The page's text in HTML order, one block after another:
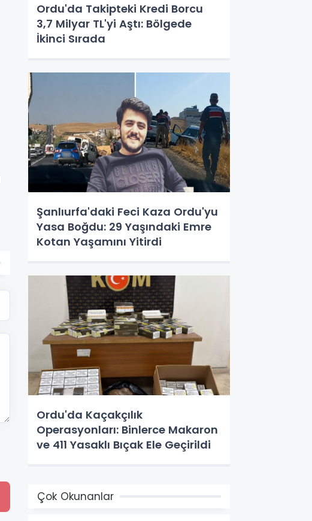
Ordu'da Takipteki Kredi Borcu
3,7 Milyar TL'yi Aştı: Bölgede
İkinci Sırada
Şanlıurfa'daki Feci Kaza Ordu'yu
Yasa Boğdu: 29 Yaşındaki Emre
Kotan Yaşamını Yitirdi
Ordu'da Kaçakçılık
Operasyonları: Binlerce Makaron
ve 411 Yasaklı Bıçak Ele Geçirildi
Çok Okunanlar